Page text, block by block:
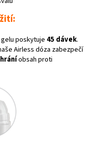
poskytuje 45 dávek.
Airless dóza zabezpečí
obsah proti